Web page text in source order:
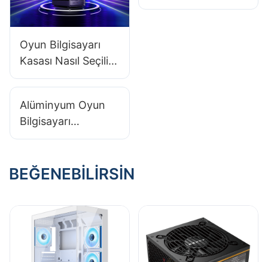
Oyun Bilgisayarı
Kasası Nasıl Seçilir?
İşte rehberimiz!
Gürültüyü Azaltan
Alüminyum Oyun
Bilgisayarı
Kasasının
Nelerdir?
BEĞENEBILIRSIN